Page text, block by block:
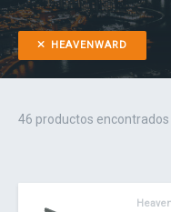
HEAVENWARD
46 productos encontrados